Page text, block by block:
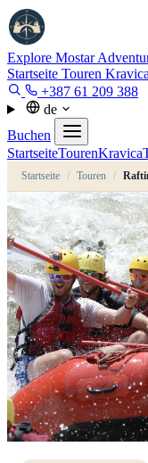
Explore Mostar
Startseite Touren Kravica
+387 61 209 388
de
Buchen
StartseiteTourenKravica
Startseite / Touren /